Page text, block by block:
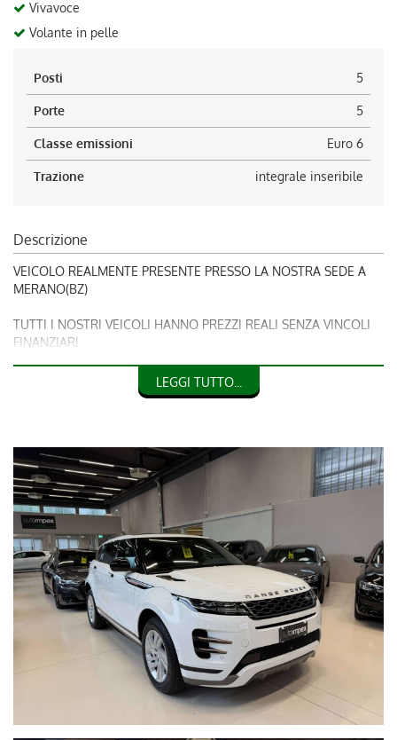
Vivavoce
Volante in pelle
Posti 5
Porte 5
Classe emissioni Euro 6
Trazione integrale inseribile
Descrizione
VEICOLO REALMENTE PRESENTE PRESSO LA NOSTRA SEDE A
MERANO(BZ)
TUTTI I NOSTRI VEICOLI HANNO PREZZI REALI SENZA VINCOLI
FINANZIARI.
IMPORTO INTERAMENTE FINANZIABILE
UNICO PROPRIETARIO PRECEDENTE, TUTTI TAGLIANDI
UFFICIALI LAND ROVER, KM GARANTITI, IVA DEDUCIBILE,PREZZO
IVA COMPRESA ,, PREZZO ESCLUSO PASSAGGIO DI PROPRIETA.
WIR SPRECHEN DEUTSCH, WE SPEAK ENGLISH. RISERVA DI
INTERVENDITA E/O ERRORI DI SCRITTURA
* IL TEAM DI AUTOIMPEX È LIETO DI DARVI IL BENVENUTO
PRESSO LA SEDE A MERANO IN VIA ALOIS KUPERION 2-4
VISITATE IL NOSTRO SITO WWW.AUTOIMPEX.IT *
PER QUESTA VETTURA IN OGGETTO CONTATTARE SIG.
* KRONAUER TEL : 335-249466
RANGE ROVER EVOQUE P250 R-DYNAMIC MILDHYBRID AWD
LEGGI TUTTO...